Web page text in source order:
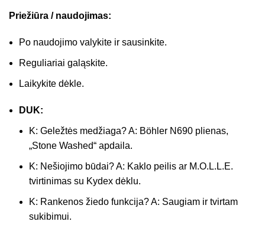
Priežiūra / naudojimas:
Po naudojimo valykite ir sausinkite.
Reguliariai galąskite.
Laikykite dėkle.
DUK:
K: Geležtės medžiaga? A: Böhler N690 plienas,
„Stone Washed“ apdaila.
K: Nešiojimo būdai? A: Kaklo peilis ar M.O.L.L.E.
tvirtinimas su Kydex dėklu.
K: Rankenos žiedo funkcija? A: Saugiam ir tvirtam
sukibimui.